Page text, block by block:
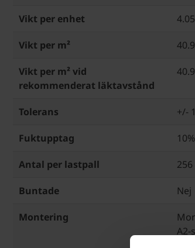
Vikt per enhet
Vikt per m²
Vikt per m² vid
rekommenderat läktavstånd
Tolerans +/-
Fuktupptag 10%
Antal per lastpall
Buntade Nej
Montering
A2-